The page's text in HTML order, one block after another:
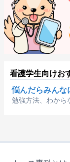
看護学生向けお
悩んだらみん
勉強方法、わから